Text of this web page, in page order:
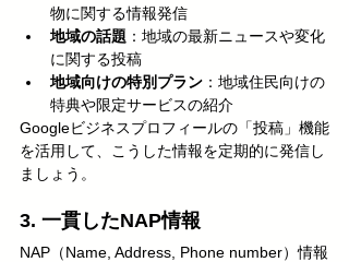
物に関する情報発信
地域の話題 ：地域の最新ニュースや変化
に関する投稿
地域向けの特別プラン ：地域住民向けの
特典や限定サービスの紹介
Googleビジネスプロフィールの「投稿」機能
を活用して、こうした情報を定期的に発信し
ましょう。
3. 一貫したNAP情報
NAP（Name, Address, Phone number）情報